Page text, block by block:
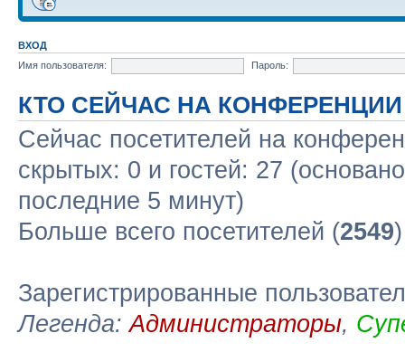
ВХОД
Имя пользователя:
Пароль:
КТО СЕЙЧАС НА КОНФЕРЕНЦИИ
Сейчас посетителей на
скрытых: 0 и гостей: 27
последние 5 минут)
Больше всего посетителей (2549
Зарегистрированные
Легенда:Администраторы,